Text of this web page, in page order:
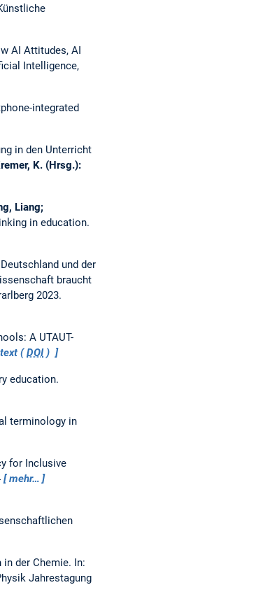
AI Attitudes, AI
Intelligence,
integrated
in den Unterricht
K. (Hrsg.):
Liang;
in education.
und der
braucht
2023.
A UTAUT-
(DOI)
education.
terminology in
for Inclusive
mehr…
der Chemie. In:
Jahrestagung